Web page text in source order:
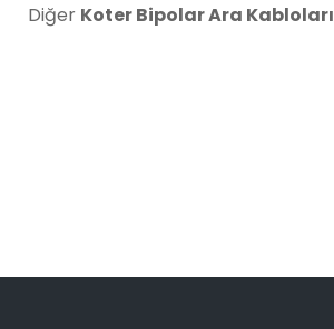
Diğer Koter Bipolar Ara Kabloları